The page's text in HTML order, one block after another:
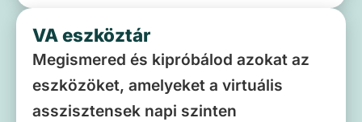
VA eszköztár
Megismered és kipróbálod azokat az
eszközöket, amelyeket a virtuális
asszisztensek napi szinten